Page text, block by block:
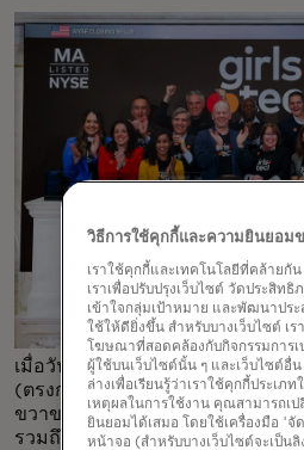
เมื่อวันที่ 23 เมษายน ซูซาน วอร์เน
(ตรงกลาง) และไมเคิล มีบาค ซีอี
ขวาของเธอ) ร่วมกับผู้บริหารและ
รวมถึงผู้เข้าร่วมโครงการ
วิธีการใช้คุกกี้และความยินยอม
เราใช้คุกกี้และเทคโนโลยีที่คล้ายกั
เราเพื่อปรับปรุงเว็บไซต์ วัดประสิท
เข้าใจกลุ่มเป้าหมาย และพัฒนาปร
ใช้ให้ดียิ่งขึ้น สำหรับบางเว็บไซต์ เร
โฆษณาที่สอดคล้องกับกิจกรรมการ
ผู้ใช้บนเว็บไซต์นั้น ๆ และเว็บไซต์อื่
ล่างเพื่อเรียนรู้ว่าเราใช้คุกกี้ประเภ
เหตุผลในการใช้งาน คุณสามารถเ
ยินยอมได้เสมอ โดยใช้เครื่องมือ '
หน้าจอ (สำหรับบางเว็บไซต์จะเป็น